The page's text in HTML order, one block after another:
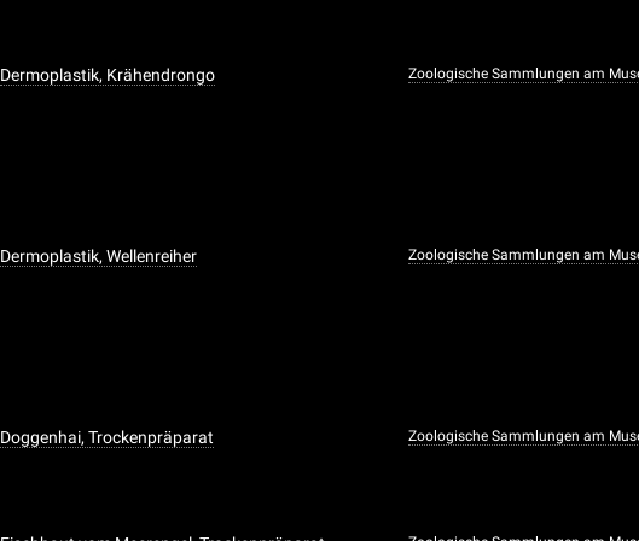
Dermoplastik, Krähendrongo Zoologische Sammlungen am
Dermoplastik, Wellenreiher Zoologische Sammlungen am
Doggenhai, Trockenpräparat Zoologische Sammlungen am